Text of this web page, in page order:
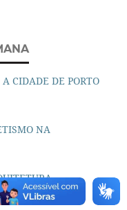
CIDADE DE PORTO
NA